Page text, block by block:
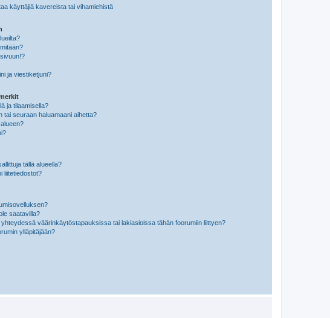
käyttäjiä kavereista tai vihamiehistä
ja viestiketjuni?
ja tilaamisella?
tai seuraan haluamaani aihetta?
tällä alueella?
liitetiedostot?
saatavilla?
yhteydessä väärinkäytöstapauksissa tai lakiasioissa tähän foorumiin liittyen?
ylläpitäjään?